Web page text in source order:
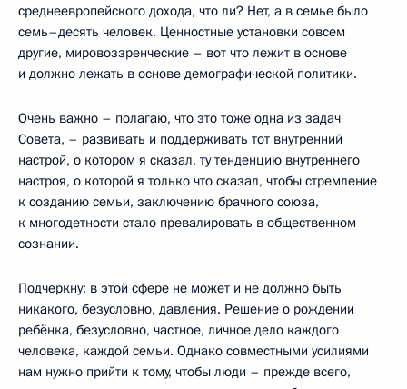
среднеевропейского дохода, что ли? Нет, а в семье было
семь–десять человек. Ценностные установки совсем
другие, мировоззренческие – вот что лежит в основе
и должно лежать в основе демографической политики.
Очень важно – полагаю, что это тоже одна из задач
Совета, – развивать и поддерживать тот внутренний
настрой, о котором я сказал, ту тенденцию внутреннего
настроя, о которой я только что сказал, чтобы стремление
к созданию семьи, заключению брачного союза,
к многодетности стало превалировать в общественном
сознании.
Подчеркну: в этой сфере не может и не должно быть
никакого, безусловно, давления. Решение о рождении
ребёнка, безусловно, частное, личное дело каждого
человека, каждой семьи. Однако совместными усилиями
нам нужно прийти к тому, чтобы люди – прежде всего,